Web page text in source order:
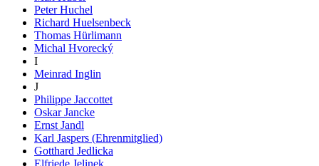
Peter Huchel
Richard Huelsenbeck
Thomas Hürlimann
Michal Hvorecký
I
Meinrad Inglin
J
Philippe Jaccottet
Oskar Jancke
Ernst Jandl
Karl Jaspers (Ehrenmitglied)
Gotthard Jedlicka
Elfriede Jelinek